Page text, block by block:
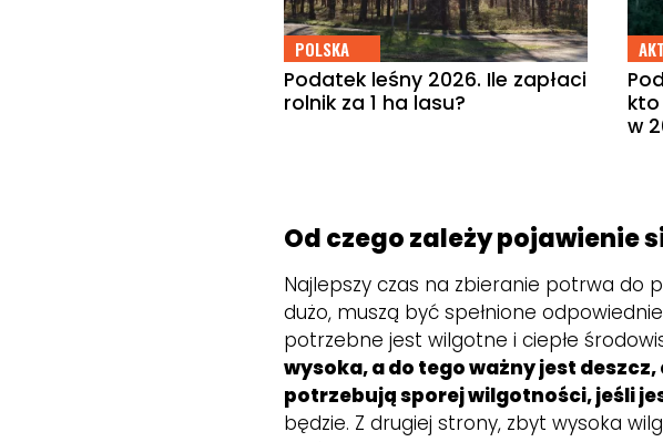
POLSKA
Podatek leśny 2026. Ile zapłaci
rolnik za 1 ha lasu?
kto
w
Od czego zależy pojawienie
Najlepszy czas na zbieranie potrwa do
dużo, muszą być spełnione
potrzebne jest wilgotne i ciepłe
wysoka, a do tego ważny jest deszcz,
potrzebują sporej wilgotności, jeśli
będzie. Z drugiej strony, zbyt wysoka